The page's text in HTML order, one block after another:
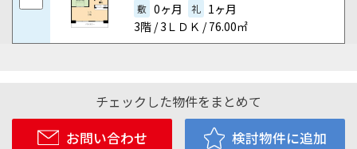
敷 0ヶ月 礼 1ヶ月
3階 / 3ＬＤＫ / 76.00㎡
チェックした物件をまとめて
お問い合わせ
検討物件に追加